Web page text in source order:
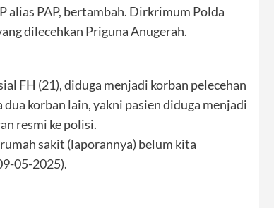
alias PAP, bertambah. Dirkrimum Polda
dilecehkan Priguna Anugerah.
FH (21), diduga menjadi korban pelecehan
korban lain, yakni pasien diduga menjadi
resmi ke polisi.
sakit (laporannya) belum kita
05-2025).